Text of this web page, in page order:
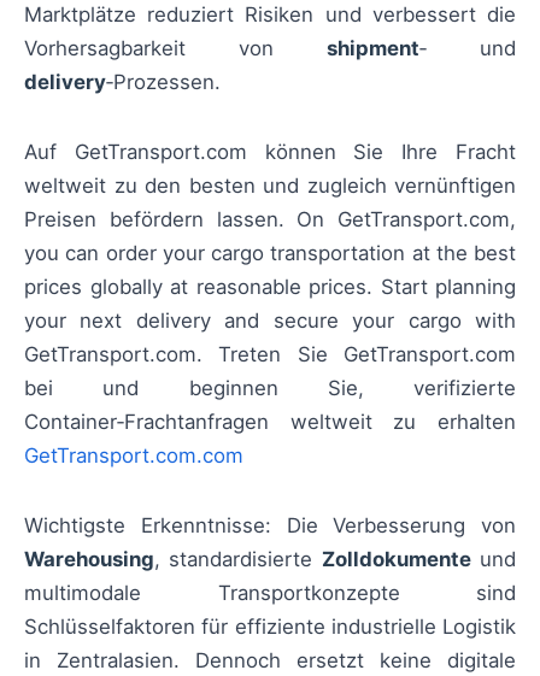
Marktplätze reduziert Risiken und verbessert die
Vorhersagbarkeit von shipment‑ und
delivery‑Prozessen.
Auf GetTransport.com können Sie Ihre Fracht
weltweit zu den besten und zugleich vernünftigen
Preisen befördern lassen. On GetTransport.com,
you can order your cargo transportation at the best
prices globally at reasonable prices. Start planning
your next delivery and secure your cargo with
GetTransport.com. Treten Sie GetTransport.com
bei und beginnen Sie, verifizierte
Container‑Frachtanfragen weltweit zu erhalten
GetTransport.com.com
Wichtigste Erkenntnisse: Die Verbesserung von
Warehousing, standardisierte Zolldokumenteund
multimodale Transportkonzepte sind
Schlüsselfaktoren für effiziente industrielle Logistik
in Zentralasien. Dennoch ersetzt keine digitale